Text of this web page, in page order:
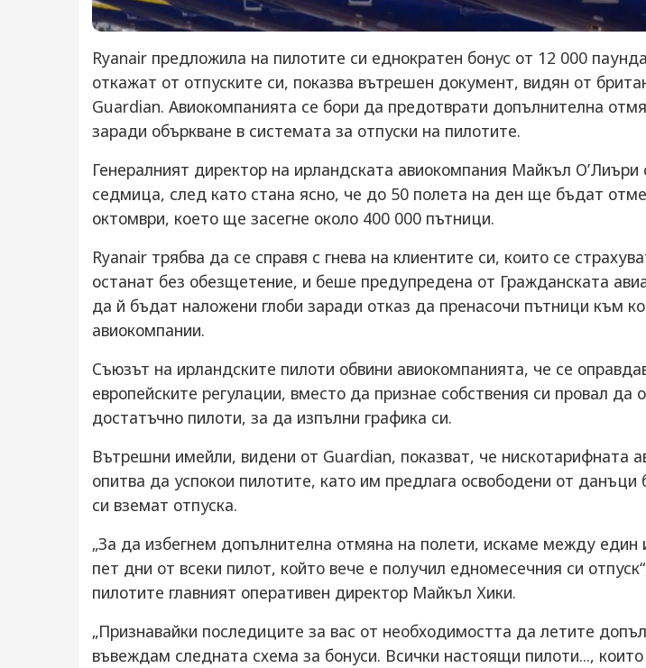
Ryanair предложила на пилотите си еднократен бонус от 12 000
откажат от отпуските си, показва вътрешен документ, видян от
Guardian. Авиокомпанията се бори да предотврати допълнителна
заради объркване в системата за отпуски на пилотите.
Генералният директор на ирландската авиокомпания Майкъл О’Лиъри
седмица, след като стана ясно, че до 50 полета на ден ще бъдат
октомври, което ще засегне около 400 000 пътници.
Ryanair трябва да се справя с гнева на клиентите си, които се
останат без обезщетение, и беше предупредена от Гражданската
да й бъдат наложени глоби заради отказ да пренасочи пътници към
авиокомпании.
Съюзът на ирландските пилоти обвини авиокомпанията, че се
европейските регулации, вместо да признае собствения си провал да
достатъчно пилоти, за да изпълни графика си.
Вътрешни имейли, видени от Guardian, показват, че нискотарифната
опитва да успокои пилотите, като им предлага освободени от данъци
си вземат отпуска.
„За да избегнем допълнителна отмяна на полети, искаме между един
пет дни от всеки пилот, който вече е получил едномесечния си
пилотите главният оперативен директор Майкъл Хики.
„Признавайки последиците за вас от необходимостта да летите
въвеждам следната схема за бонуси. Всички настоящи пилоти...,